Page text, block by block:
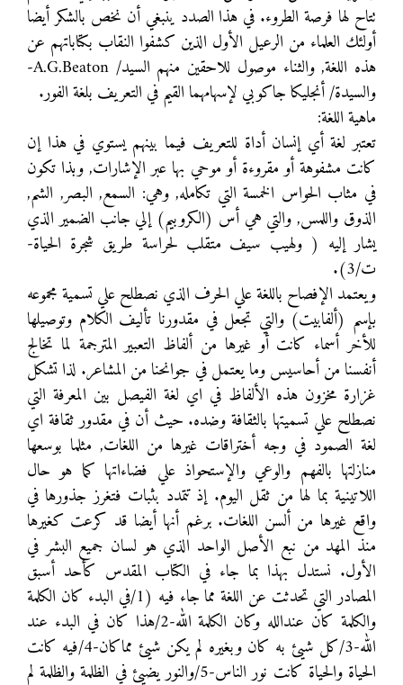
تتاح لها فرصة الطروء. في هذا الصدد ينبغي أن نخص بالشكر أيضا
أولئك العلماء من الرعيل الأول الذين كشفوا النقاب بكتاباتهم عن
هذه اللغة, والثناء موصول للاحقين منهم السيد/ A.G.Beaton-
والسيدة/ أنجليكا جاكوبي لإسهامهما القيم في التعريف بلغة الفور.
ماهية اللغة:
تعتبر لغة أي إنسان أداة للتعريف فيما بينهم يستوي في هذا إن
كانت مشفوهة أو مقروءة أو موحي بها عبر الإشارات, وبذا تكون
في مثاب الحواس الخمسة التي تكامله, وهي: السمع, البصر, الشم,
الذوق واللمس, والتي هي أس (الكروبيم) إلي جانب الضمير الذي
يشار إليه ( ولهيب سيف متقلب لحراسة طريق شجرة الحياة-
ت/3).
ويعتمد الإفصاح باللغة علي الحرف الذي نصطلح علي تسمية مجموعه
بإسم (ألفابيت) والتي تجعل في مقدورنا تأليف الكلام وتوصيلها
للأخر أسماء كانت أو غيرها من ألفاظ التعبير المترجمة لما تخالج
أنفسنا من أحاسيس وما يعتمل في جوانحنا من المشاعر. لذا تشكل
غزارة مخزون هذه الألفاظ في اي لغة الفيصل بين المعرفة التي
نصطلح علي تسميتها بالثقافة وضده. حيث أن في مقدور ثقافة اي
لغة الصمود في وجه أختراقات غيرها من اللغات, مثلما بوسعها
منازلتها بالفهم والوعي والإستحواذ علي فضاءاتها كما هو حال
اللاتينية بما لها من ثقل اليوم. إذ تتمدد بثبات فتغرز جذورها في
واقع غيرها من ألسن اللغات. برغم أنها أيضا قد كرعت كغيرها
منذ المهد من نبع الأصل الواحد الذي هو لسان جميع البشر في
الأول. نستدل بهذا بما جاء في الكتاب المقدس كأحد أسبق
المصادر التي تحدثت عن اللغة مما جاء فيه (1/في البدء كان الكلمة
والكلمة كان عندالله وكان الكلمة الله-2/هذا كان في البدء عند
الله-3/كل شيئ به كان وبغيره لم يكن شيئ مماكان-4/فيه كانت
الحياة والحياة كانت نور الناس-5/والنور يضيئ في الظلمة والظلمة لم